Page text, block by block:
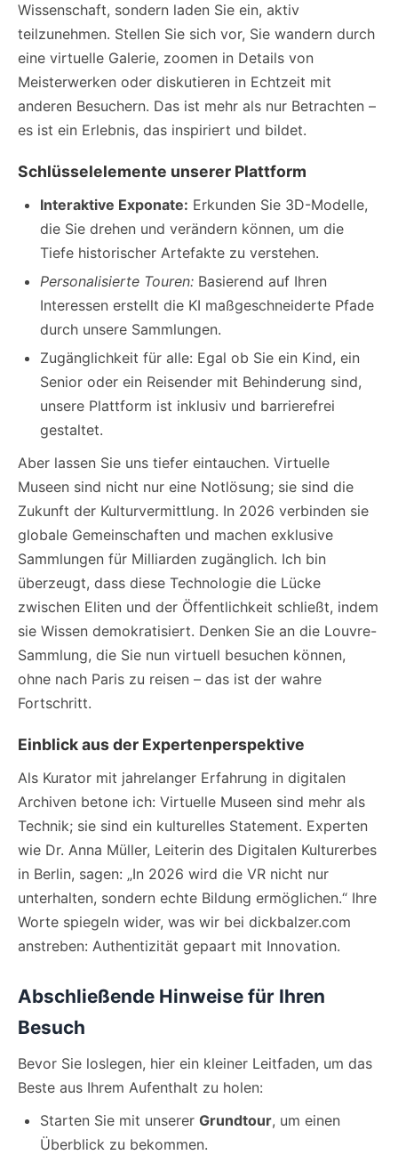
Wissenschaft, sondern laden Sie ein, aktiv
teilzunehmen. Stellen Sie sich vor, Sie wandern durch
eine virtuelle Galerie, zoomen in Details von
Meisterwerken oder diskutieren in Echtzeit mit
anderen Besuchern. Das ist mehr als nur Betrachten –
es ist ein Erlebnis, das inspiriert und bildet.
Schlüsselelemente unserer Plattform
Interaktive Exponate: Erkunden Sie 3D-Modelle,
die Sie drehen und verändern können, um die
Tiefe historischer Artefakte zu verstehen.
Personalisierte Touren: Basierend auf Ihren
Interessen erstellt die KI maßgeschneiderte Pfade
durch unsere Sammlungen.
Zugänglichkeit für alle: Egal ob Sie ein Kind, ein
Senior oder ein Reisender mit Behinderung sind,
unsere Plattform ist inklusiv und barrierefrei
gestaltet.
Aber lassen Sie uns tiefer eintauchen. Virtuelle
Museen sind nicht nur eine Notlösung; sie sind die
Zukunft der Kulturvermittlung. In 2026 verbinden sie
globale Gemeinschaften und machen exklusive
Sammlungen für Milliarden zugänglich. Ich bin
überzeugt, dass diese Technologie die Lücke
zwischen Eliten und der Öffentlichkeit schließt, indem
sie Wissen demokratisiert. Denken Sie an die Louvre-
Sammlung, die Sie nun virtuell besuchen können,
ohne nach Paris zu reisen – das ist der wahre
Fortschritt.
Einblick aus der Expertenperspektive
Als Kurator mit jahrelanger Erfahrung in digitalen
Archiven betone ich: Virtuelle Museen sind mehr als
Technik; sie sind ein kulturelles Statement. Experten
wie Dr. Anna Müller, Leiterin des Digitalen Kulturerbes
in Berlin, sagen: „In 2026 wird die VR nicht nur
unterhalten, sondern echte Bildung ermöglichen.“ Ihre
Worte spiegeln wider, was wir bei dickbalzer.com
anstreben: Authentizität gepaart mit Innovation.
Abschließende Hinweise für Ihren
Besuch
Bevor Sie loslegen, hier ein kleiner Leitfaden, um das
Beste aus Ihrem Aufenthalt zu holen:
Starten Sie mit unserer Grundtour, um einen
Überblick zu bekommen.